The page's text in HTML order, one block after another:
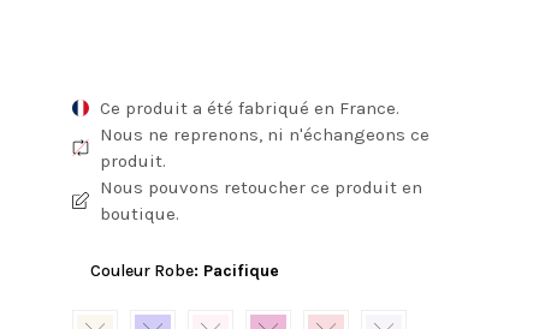
Ce produit a été fabriqué en France.
Nous ne reprenons, ni n'échangeons ce
produit.
Nous pouvons retoucher ce produit en
boutique.
Couleur Robe: Pacifique